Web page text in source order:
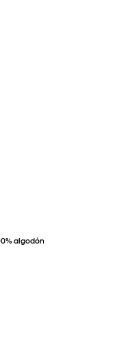
algodón